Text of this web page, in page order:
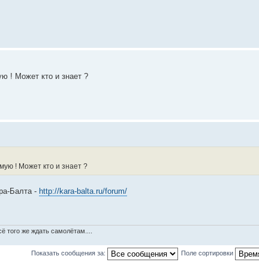
! Может кто и знает ?
! Может кто и знает ?
Балта - http://kara-balta.ru/forum/
того же ждать самолётам....
Показать сообщения за: Поле сортировки